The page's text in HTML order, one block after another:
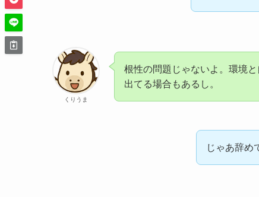
くりうま
根性の問題じゃないよ。環境
出てる場合もあるし。
じゃあ辞め